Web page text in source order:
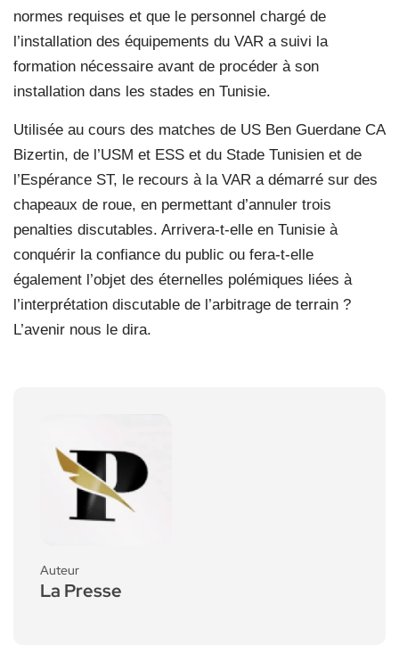
normes requises et que le personnel chargé de
l’installation des équipements du VAR a suivi la
formation nécessaire avant de procéder à son
installation dans les stades en Tunisie.
Utilisée au cours des matches de US Ben Guerdane CA
Bizertin, de l’USM et ESS et du Stade Tunisien et de
l’Espérance ST, le recours à la VAR a démarré sur des
chapeaux de roue, en permettant d’annuler trois
penalties discutables. Arrivera-t-elle en Tunisie à
conquérir la confiance du public ou fera-t-elle
également l’objet des éternelles polémiques liées à
l’interprétation discutable de l’arbitrage de terrain ?
L’avenir nous le dira.
Auteur
La Presse